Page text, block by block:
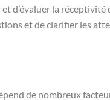
d’évaluer la
et de clarifier les
de nombreux